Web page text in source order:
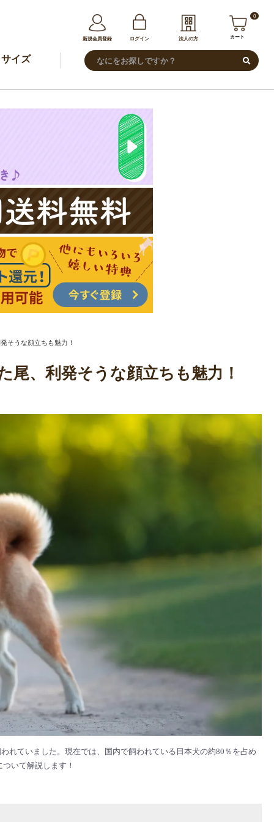
新規会員登録 ログイン 法人の方
0
カート
サイズ
そうな顔立ちも魅力！
尾、利発そうな顔立ちも魅力！
れていました。現在では、国内で飼われている日本犬の約80％を占め
いて解説します！